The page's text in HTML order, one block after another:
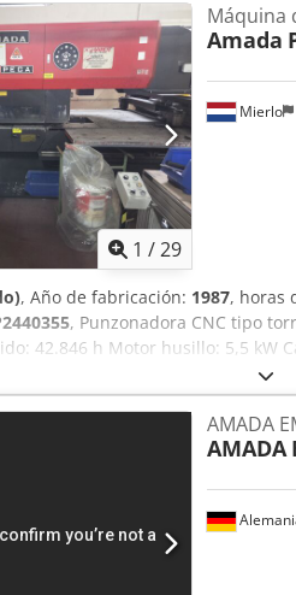
1 /29
Mierlo
Máquina
Amada
, Año de fabricación: 1987, horas
, Punzonadora CNC tipo
42.846 h Motor husillo: 5,5 kW
6,35 mm Diámetro del agujero:
1 REPOSICIÓN: 2000 x 1000 mm
200 golpes por minuto Peso
AMADA
AMADA